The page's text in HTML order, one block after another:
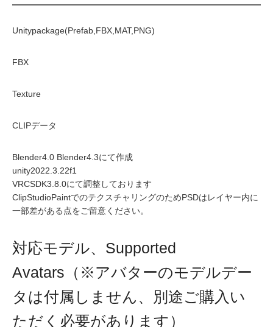
Unitypackage(Prefab,FBX,MAT,PNG)
FBX
Texture
CLIPデータ
Blender4.0 Blender4.3にて作成
unity2022.3.22f1
VRCSDK3.8.0にて調整しております
ClipStudioPaintでのテクスチャリングのためPSDはレイヤー内に
一部差がある点をご留意ください。
対応モデル、Supported
Avatars（※アバターのモデルデー
タは付属しません、別途ご購入い
ただく必要があります）